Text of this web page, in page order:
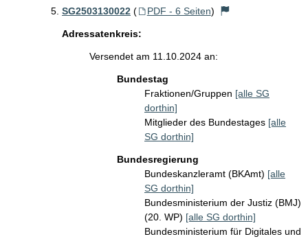
SG2503130022 ( PDF - 6 Seiten)
Adressatenkreis:
Versendet am 11.10.2024 an:
Bundestag
Fraktionen/Gruppen [alle SG
dorthin]
Mitglieder des Bundestages [alle
SG dorthin]
Bundesregierung
Bundeskanzleramt (BKAmt) [alle
SG dorthin]
Bundesministerium der Justiz (BMJ)
(20. WP) [alle SG dorthin]
Bundesministerium für Digitales und